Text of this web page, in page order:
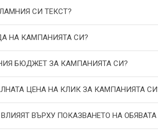
СИ ТЕКСТ?
НА КАМПАНИЯТА СИ?
БЮДЖЕТ ЗА КАМПАНИЯТА СИ?
ЦЕНА НА КЛИК ЗА КАМПАНИЯТА
ВЪРХУ ПОКАЗВАНЕТО НА